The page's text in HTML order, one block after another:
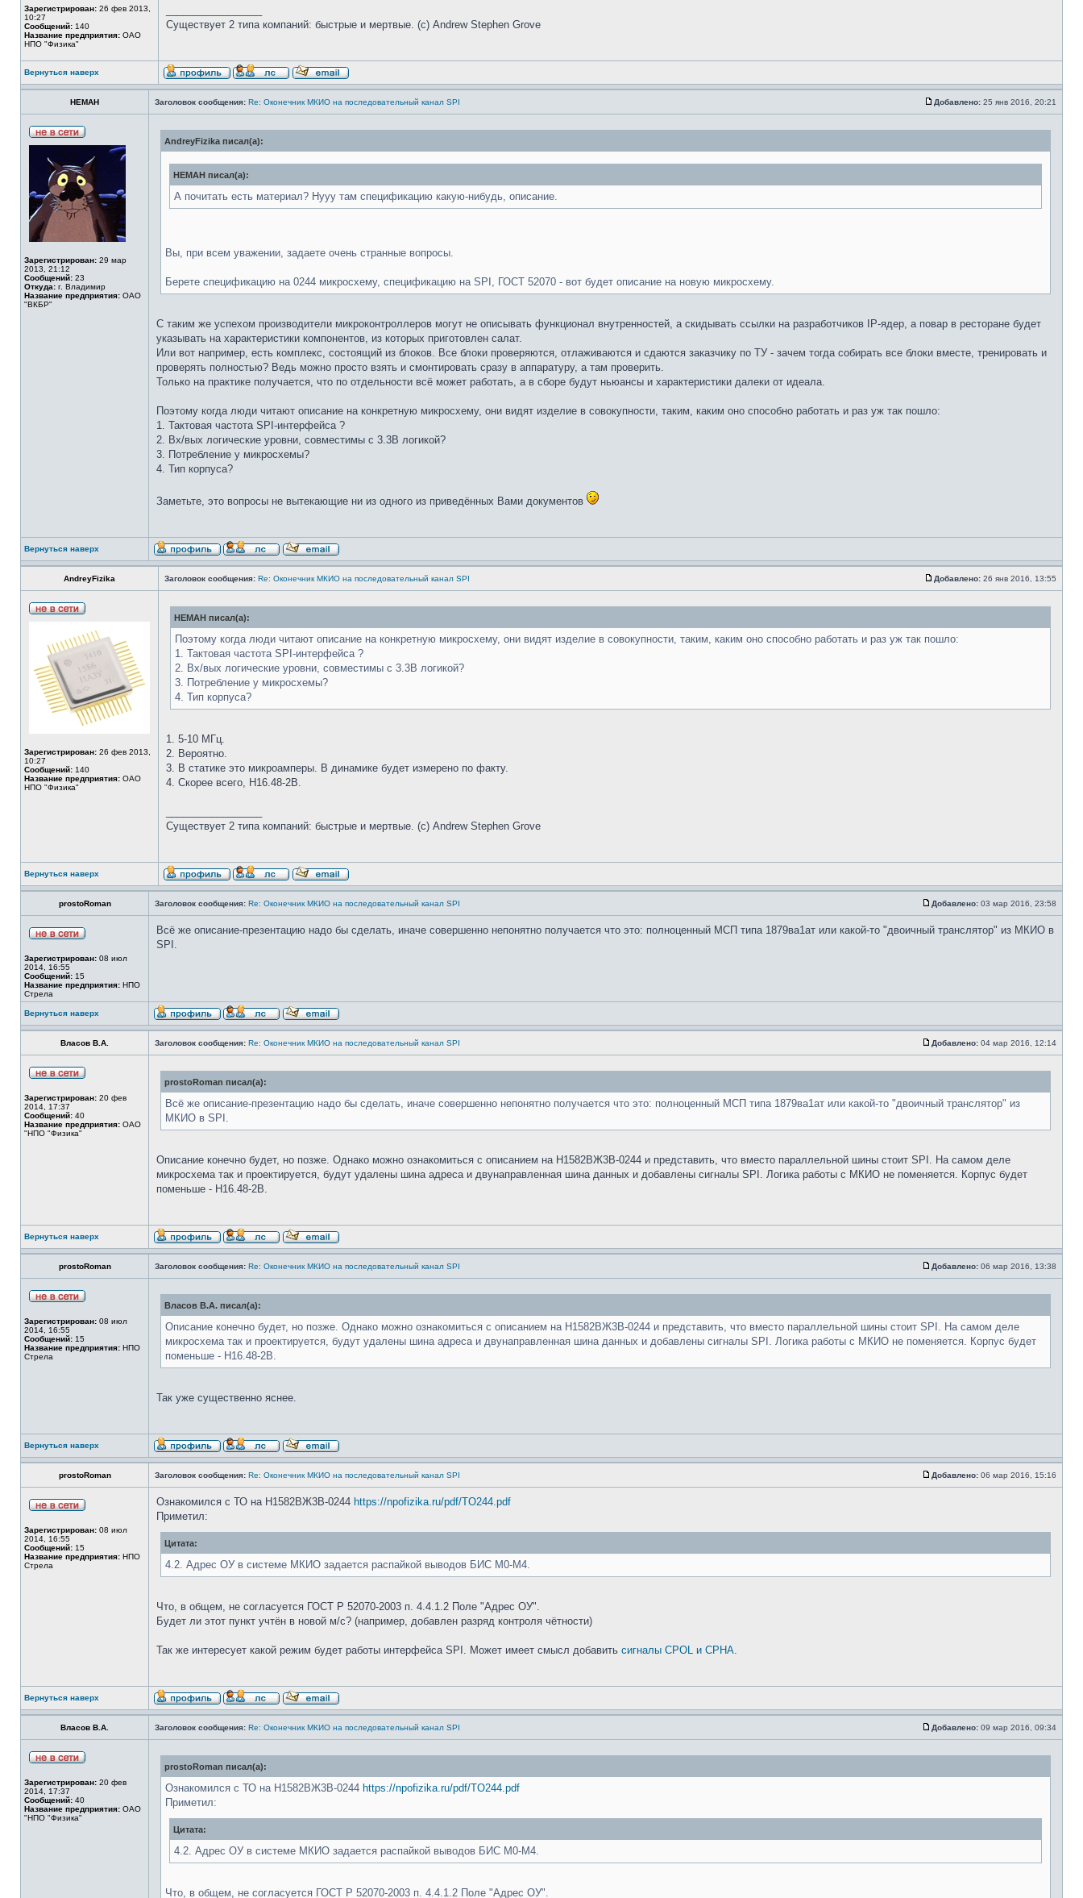
Зарегистрирован: 26 фев 2013,
10:27
Сообщений: 140
Название предприятия: ОАО
НПО "Физика"
Существует 2 типа компаний: быстрые и мертвые. (с) Andrew Stephen Grove
Вернуться наверх
HEMAH Заголовок сообщения: Re: Оконечник МКИО на последовательный канал SPI Добавлено: 25 янв 2016, 20:21
Зарегистрирован: 29 мар
2013, 21:12
Сообщений: 23
Откуда: г. Владимир
Название предприятия: ОАО
"ВКБР"
AndreyFizika писал(а):
HEMAH писал(а):
А почитать есть материал? Нууу там спецификацию какую-нибудь, описание.
Вы, при всем уважении, задаете очень странные вопросы.
Берете спецификацию на 0244 микросхему, спецификацию на SPI, ГОСТ 52070 - вот будет описание на новую микросхему.
С таким же успехом производители микроконтроллеров могут не описывать функционал внутренностей, а скидывать ссылки на разработчиков IP-ядер, а повар в ресторане будет
указывать на характеристики компонентов, из которых приготовлен салат.
Или вот например, есть комплекс, состоящий из блоков. Все блоки проверяются, отлаживаются и сдаются заказчику по ТУ - зачем тогда собирать все блоки вместе, тренировать и
проверять полностью? Ведь можно просто взять и смонтировать сразу в аппаратуру, а там проверить.
Только на практике получается, что по отдельности всё может работать, а в сборе будут ньюансы и характеристики далеки от идеала.
Поэтому когда люди читают описание на конкретную микросхему, они видят изделие в совокупности, таким, каким оно способно работать и раз уж так пошло:
1. Тактовая частота SPI-интерфейса ?
2. Вх/вых логические уровни, совместимы с 3.3В логикой?
3. Потребление у микросхемы?
4. Тип корпуса?
Заметьте, это вопросы не вытекающие ни из одного из приведённых Вами документов
Вернуться наверх
AndreyFizika Заголовок сообщения: Re: Оконечник МКИО на последовательный канал SPI Добавлено: 26 янв 2016, 13:55
Зарегистрирован: 26 фев 2013,
10:27
Сообщений: 140
Название предприятия: ОАО
НПО "Физика"
HEMAH писал(а):
Поэтому когда люди читают описание на конкретную микросхему, они видят изделие в совокупности, таким, каким оно способно работать и раз уж так пошло:
1. Тактовая частота SPI-интерфейса ?
2. Вх/вых логические уровни, совместимы с 3.3В логикой?
3. Потребление у микросхемы?
4. Тип корпуса?
1. 5-10 МГц.
2. Вероятно.
3. В статике это микроамперы. В динамике будет измерено по факту.
4. Скорее всего, Н16.48-2В.
Существует 2 типа компаний: быстрые и мертвые. (с) Andrew Stephen Grove
Вернуться наверх
prostoRoman Заголовок сообщения: Re: Оконечник МКИО на последовательный канал SPI Добавлено: 03 мар 2016, 23:58
Зарегистрирован: 08 июл
2014, 16:55
Сообщений: 15
Название предприятия: НПО
Стрела
Всё же описание-презентацию надо бы сделать, иначе совершенно непонятно получается что это: полноценный МСП типа 1879ва1ат или какой-то "двоичный транслятор" из МКИО в
SPI.
Вернуться наверх
Власов В.А. Заголовок сообщения: Re: Оконечник МКИО на последовательный канал SPI Добавлено: 04 мар 2016, 12:14
Зарегистрирован: 20 фев
2014, 17:37
Сообщений: 40
Название предприятия: ОАО
"НПО "Физика"
prostoRoman писал(а):
Всё же описание-презентацию надо бы сделать, иначе совершенно непонятно получается что это: полноценный МСП типа 1879ва1ат или какой-то "двоичный транслятор" из
МКИО в SPI.
Описание конечно будет, но позже. Однако можно ознакомиться с описанием на Н1582ВЖ3В-0244 и представить, что вместо параллельной шины стоит SPI. На самом деле
микросхема так и проектируется, будут удалены шина адреса и двунаправленная шина данных и добавлены сигналы SPI. Логика работы с МКИО не поменяется. Корпус будет
поменьше - Н16.48-2В.
Вернуться наверх
prostoRoman Заголовок сообщения: Re: Оконечник МКИО на последовательный канал SPI Добавлено: 06 мар 2016, 13:38
Зарегистрирован: 08 июл
2014, 16:55
Сообщений: 15
Название предприятия: НПО
Стрела
Власов В.А. писал(а):
Описание конечно будет, но позже. Однако можно ознакомиться с описанием на Н1582ВЖ3В-0244 и представить, что вместо параллельной шины стоит SPI. На самом деле
микросхема так и проектируется, будут удалены шина адреса и двунаправленная шина данных и добавлены сигналы SPI. Логика работы с МКИО не поменяется. Корпус будет
поменьше - Н16.48-2В.
Так уже существенно яснее.
Вернуться наверх
prostoRoman Заголовок сообщения: Re: Оконечник МКИО на последовательный канал SPI Добавлено: 06 мар 2016, 15:16
Зарегистрирован: 08 июл
2014, 16:55
Сообщений: 15
Название предприятия: НПО
Стрела
Ознакомился с ТО на Н1582ВЖ3В-0244 https://npofizika.ru/pdf/TO244.pdf
Приметил:
Цитата:
4.2. Адрес ОУ в системе МКИО задается распайкой выводов БИС M0-M4.
Что, в общем, не согласуется ГОСТ Р 52070-2003 п. 4.4.1.2 Поле "Адрес ОУ".
Будет ли этот пункт учтён в новой м/с? (например, добавлен разряд контроля чётности)
Так же интересует какой режим будет работы интерфейса SPI. Может имеет смысл добавить сигналы CPOL и CPHA.
Вернуться наверх
Власов В.А. Заголовок сообщения: Re: Оконечник МКИО на последовательный канал SPI Добавлено: 09 мар 2016, 09:34
Зарегистрирован: 20 фев
2014, 17:37
Сообщений: 40
Название предприятия: ОАО
"НПО "Физика"
prostoRoman писал(а):
Ознакомился с ТО на Н1582ВЖ3В-0244 https://npofizika.ru/pdf/TO244.pdf
Приметил:
Цитата:
4.2. Адрес ОУ в системе МКИО задается распайкой выводов БИС M0-M4.
Что, в общем, не согласуется ГОСТ Р 52070-2003 п. 4.4.1.2 Поле "Адрес ОУ".